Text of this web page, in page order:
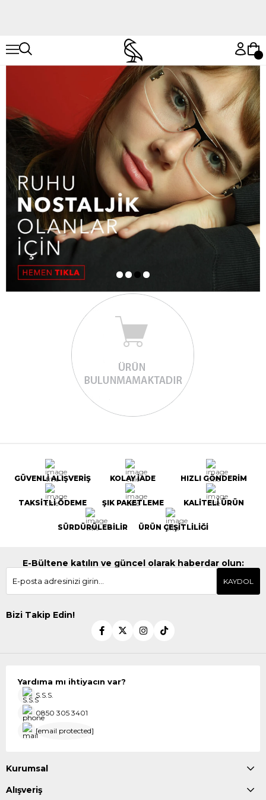
GÜVENLİ ALIŞVERİŞ KOLAY İADE HIZLI GÖNDERİM
TAKSİTLİ ÖDEME ŞIK PAKETLEME KALİTELİ ÜRÜN
SÜRDÜRÜLEBİLİR ÜRÜN ÇEŞİTLİLİĞİ
E-Bültene katılın ve güncel olarak haberdar olun:
KAYDOL
Bizi Takip Edin!
Yardıma mı ihtiyacın var?
S.S.S.
0850 305 3401
[email protected]
Kurumsal
Alışveriş